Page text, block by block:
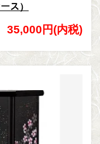
ス）
35,000円(内税)